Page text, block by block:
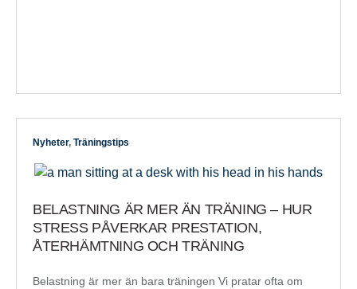
Nyheter, Träningstips
BELASTNING ÄR MER ÄN TRÄNING – HUR
STRESS PÅVERKAR PRESTATION,
ÅTERHÄMTNING OCH TRÄNING
Belastning är mer än bara träningen Vi pratar ofta om